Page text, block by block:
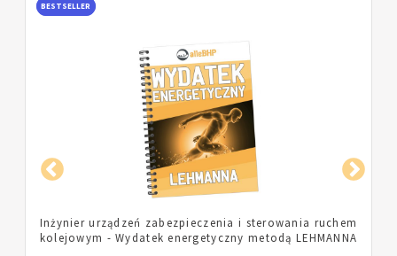
BESTSELLER
Inżynier urządzeń zabezpieczenia i sterowania ruchem
kolejowym - Wydatek energetyczny metodą LEHMANNA